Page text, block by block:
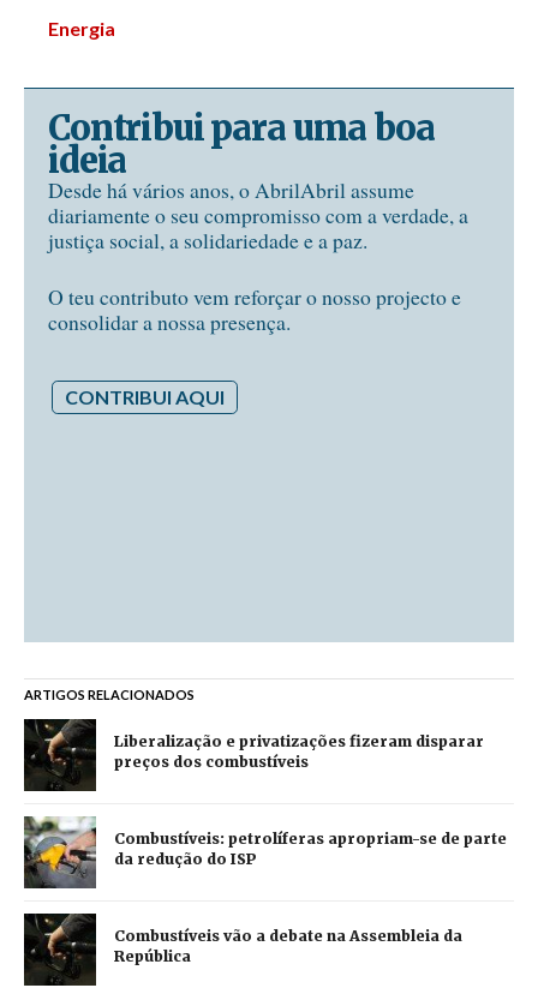
Energia
Contribui para uma boa
ideia
Desde há vários anos, o AbrilAbril assume
diariamente o seu compromisso com a verdade, a
justiça social, a solidariedade e a paz.
O teu contributo vem reforçar o nosso projecto e
consolidar a nossa presença.
CONTRIBUI AQUI
ARTIGOS RELACIONADOS
Liberalização e privatizações fizeram disparar
preços dos combustíveis
Combustíveis: petrolíferas apropriam-se de parte
da redução do ISP
Combustíveis vão a debate na Assembleia da
República